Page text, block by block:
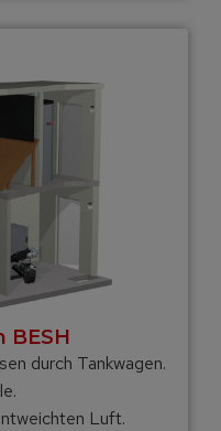
BESH
durch Tankwagen.
Luft.